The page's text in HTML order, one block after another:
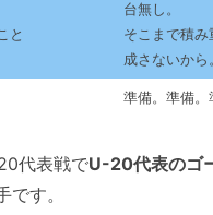
と
台無し。
そこまで積
成さないから
準備。準備。
代表戦でU-20代表のゴ
です。